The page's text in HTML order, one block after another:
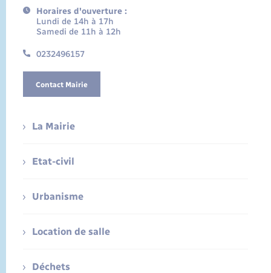
Horaires d'ouverture :
Lundi de 14h à 17h
Samedi de 11h à 12h
0232496157
Contact Mairie
La Mairie
Etat-civil
Urbanisme
Location de salle
Déchets